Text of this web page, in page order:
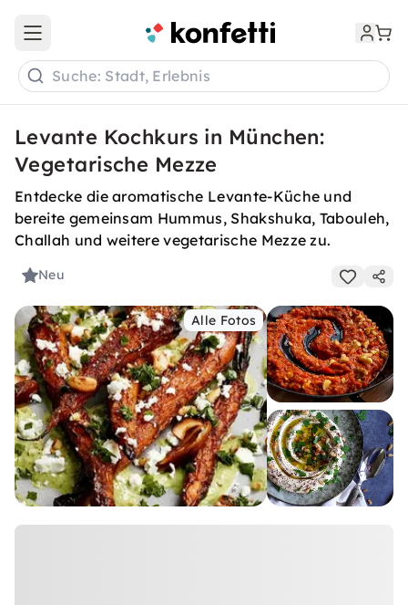
Open main menu
Suche: Stadt, Erlebnis
Levante Kochkurs in München:
Vegetarische Mezze
Entdecke die aromatische Levante-Küche und
bereite gemeinsam Hummus, Shakshuka, Tabouleh,
Challah und weitere vegetarische Mezze zu.
Neu
Alle Fotos